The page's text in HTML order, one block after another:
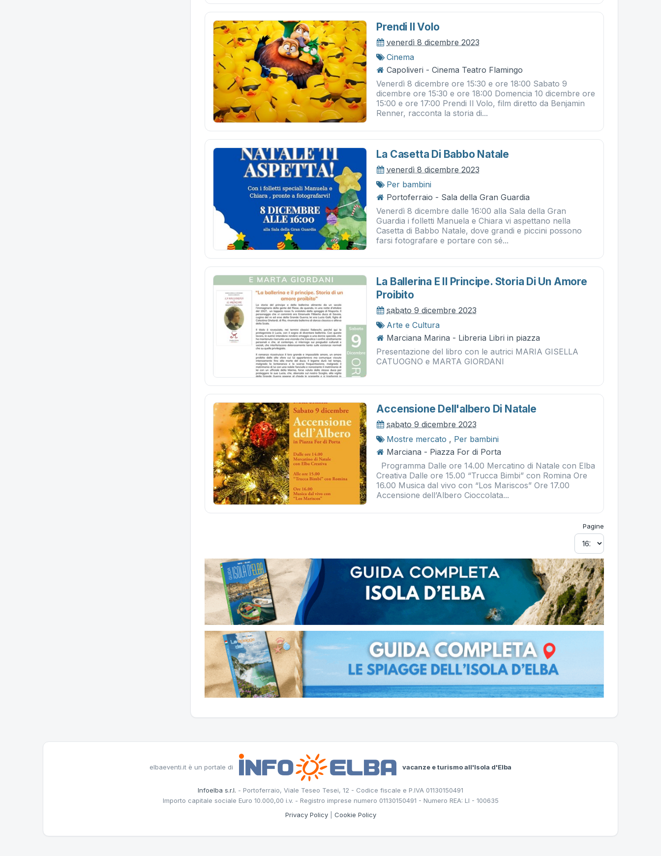
Prendi Il Volo
venerdì 8 dicembre 2023
Cinema
Capoliveri - Cinema Teatro Flamingo
Venerdì 8 dicembre ore 15:30 e ore 18:00 Sabato 9
dicembre ore 15:30 e ore 18:00 Domencia 10 dicembre ore
15:00 e ore 17:00 Prendi Il Volo, film diretto da Benjamin
Renner, racconta la storia di...
La Casetta Di Babbo Natale
venerdì 8 dicembre 2023
Per bambini
Portoferraio - Sala della Gran Guardia
Venerdì 8 dicembre dalle 16:00 alla Sala della Gran
Guardia i folletti Manuela e Chiara vi aspettano nella
Casetta di Babbo Natale, dove grandi e piccini possono
farsi fotografare e portare con sé...
La Ballerina E Il Principe. Storia Di Un Amore
Proibito
sabato 9 dicembre 2023
Arte e Cultura
Marciana Marina - Libreria Libri in piazza
Presentazione del libro con le autrici MARIA GISELLA
CATUOGNO e MARTA GIORDANI
Accensione Dell'albero Di Natale
sabato 9 dicembre 2023
Mostre mercato , Per bambini
Marciana - Piazza For di Porta
Programma Dalle ore 14.00 Mercatino di Natale con Elba
Creativa Dalle ore 15.00 “Trucca Bimbi” con Romina Ore
16.00 Musica dal vivo con “Los Mariscos” Ore 17.00
Accensione dell’Albero Cioccolata...
Pagine
elbaeventi.it è un portale di vacanze e turismo all'Isola d'Elba
Infoelba s.r.l. - Portoferraio, Viale Teseo Tesei, 12 - Codice fiscale e P.IVA 01130150491
Importo capitale sociale Euro 10.000,00 i.v. - Registro imprese numero 01130150491 - Numero REA: LI - 100635
Privacy Policy| Cookie Policy